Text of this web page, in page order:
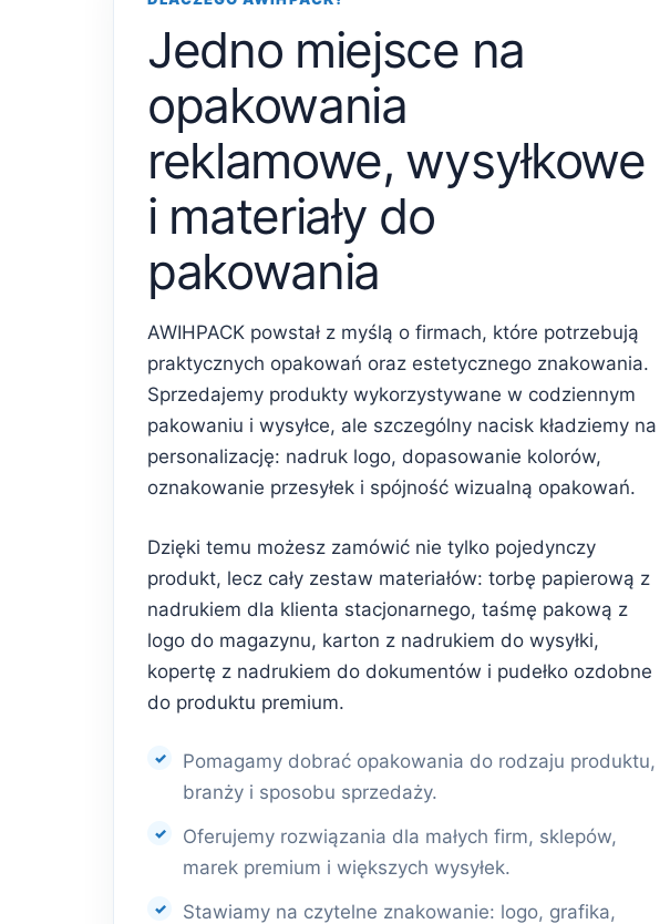
Jedno miejsce na
opakowania
reklamowe, wysyłkowe
i materiały do
pakowania
AWIHPACK powstał z myślą o firmach, które potrzebują
praktycznych opakowań oraz estetycznego znakowania.
Sprzedajemy produkty wykorzystywane w codziennym
pakowaniu i wysyłce, ale szczególny nacisk kładziemy na
personalizację: nadruk logo, dopasowanie kolorów,
oznakowanie przesyłek i spójność wizualną opakowań.
Dzięki temu możesz zamówić nie tylko pojedynczy
produkt, lecz cały zestaw materiałów: torbę papierową z
nadrukiem dla klienta stacjonarnego, taśmę pakową z
logo do magazynu, karton z nadrukiem do wysyłki,
kopertę z nadrukiem do dokumentów i pudełko ozdobne
do produktu premium.
Pomagamy dobrać opakowania do rodzaju produktu,
branży i sposobu sprzedaży.
Oferujemy rozwiązania dla małych firm, sklepów,
marek premium i większych wysyłek.
Stawiamy na czytelne znakowanie: logo, grafika,